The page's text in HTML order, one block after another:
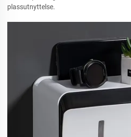
plassutnyttelse.